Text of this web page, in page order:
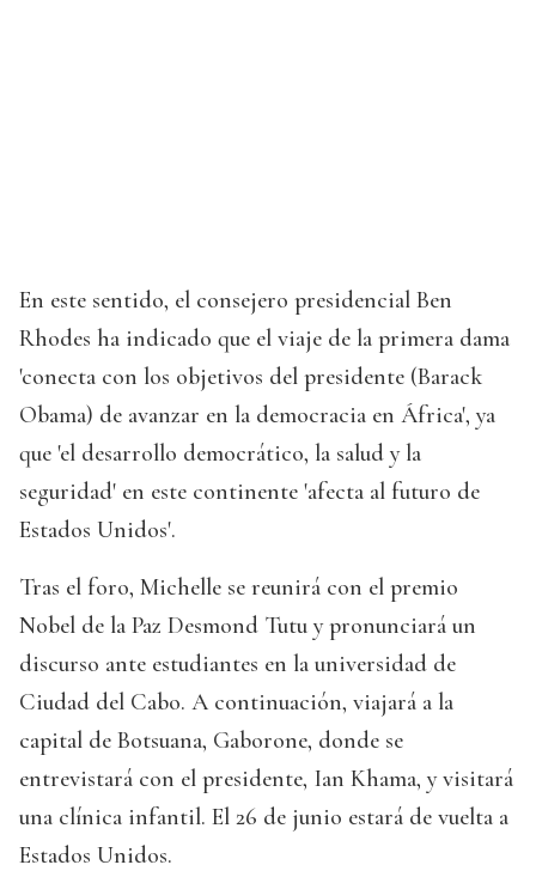
En este sentido, el consejero presidencial Ben
Rhodes ha indicado que el viaje de la primera dama
'conecta con los objetivos del presidente (Barack
Obama) de avanzar en la democracia en África', ya
que 'el desarrollo democrático, la salud y la
seguridad' en este continente 'afecta al futuro de
Estados Unidos'.
Tras el foro, Michelle se reunirá con el premio
Nobel de la Paz Desmond Tutu y pronunciará un
discurso ante estudiantes en la universidad de
Ciudad del Cabo. A continuación, viajará a la
capital de Botsuana, Gaborone, donde se
entrevistará con el presidente, Ian Khama, y visitará
una clínica infantil. El 26 de junio estará de vuelta a
Estados Unidos.